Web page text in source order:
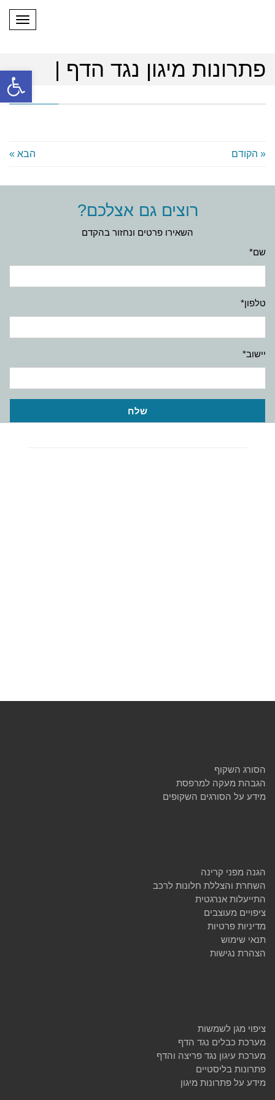
פתרונות מיגון נגד הדף |
« הקודם הבא »
רוצים גם אצלכם?
השאירו פרטים ונחזור בהקדם
שם*
טלפון*
יישוב*
הסורג השקוף
הגבהת מעקה למרפסת
מידע על הסורגים השקופים
הגנה מפני קרינה
השחרת והצללת חלונות לרכב
התייעלות אנרגטית
ציפויים מעוצבים
מדיניות פרטיות
תנאי שימוש
הצהרת נגישות
ציפוי מגן לשמשות
מערכת כבלים נגד הדף
מערכת עיגון נגד פריצה והדף
פתרונות בליסטיים
מידע על פתרונות מיגון